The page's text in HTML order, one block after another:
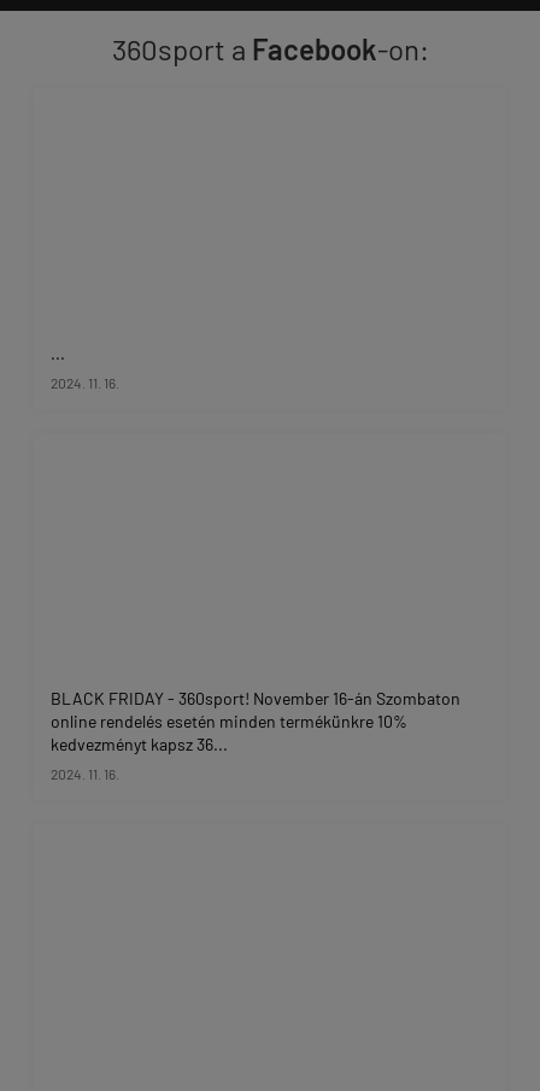
360sport a Facebook-on:
...
2024. 11. 16.
BLACK FRIDAY - 360sport! November 16-án Szombaton
online rendelés esetén minden termékünkre 10%
kedvezményt kapsz 36...
2024. 11. 16.